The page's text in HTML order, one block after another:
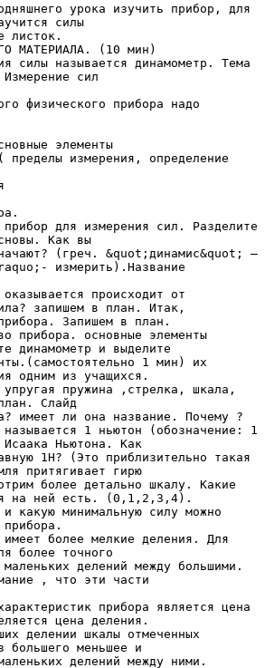
урока изучить прибор, для
силы
листок.
МАТЕРИАЛА. (10 мин)
силы называется динамометр. Тема
сил
физического прибора надо
элементы
измерения, определение
для измерения сил. Разделите
Как вы
(греч. &quot;динамис&quot; –
измерить).Название
происходит от
запишем в план. Итак,
Запишем в план.
прибора. основные элементы
динамометр и выделите
1 мин) их
одним из учащихся.
пружина ,стрелка, шкала,
Слайд
имеет ли она название. Почему ?
1 ньютон (обозначение: 1
Ньютона. Как
1Н? (Это приблизительно такая
притягивает гирю
более детально шкалу. Какие
на ней есть. (0,1,2,3,4).
и какую минимальную силу можно
более мелкие деления. Для
более точного
делений между большими.
, что эти части
прибора является цена
цена деления.
делении шкалы отмеченных
большего меньшее и
делений между ними.